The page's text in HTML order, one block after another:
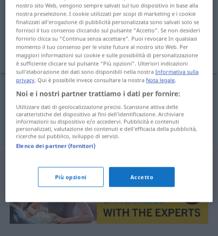
Panoramica di tutte le traduzion
(Fai clic sulla/Tocca traduzione per maggiori dettagli)
zerstören, verschwenden, aufbrauchen
delapidar
verschwenden,aufbrauchen delapidar fortuna
nostro sito Web, vengono sempre salvati sul tuo dispositivo in base alla
nostra preselezione. I cookie utilizzati per scopi di marketing e i cookie
finalizzati all’erogazione di pubblicità personalizzata sono salvati solo se
fornisci il tuo consenso cliccando sul pulsante “Accetto”. Se non desideri
fornirlo clicca su “Continua senza accettare”. Puoi revocare In qualsiasi
momento il tuo consenso per le visite future al nostro sito Web. Per
maggiori informazioni sui cookie e sulle possibilità di personalizzazione
è sufficiente cliccare sul pulsante “Più opzioni”. Ulteriori indicazioni
sull’elaborazione dei dati sono disponibili nella nostraInformativa sulla
privacy. Qui è possibile invece consultare la nostra Nota legale.
Noi e i nostri partner trattiamo i dati per fornire:
Utilizzare dati di geolocalizzazione precisi. Scansione attiva delle
caratteristiche del dispositivo ai fini dell’identificazione. Archiviare
informazioni su dispositivo e/o accedervi. Pubblicità e contenuti
personalizzati, valutazione dei contenuti e dell’efficacia della pubblicità,
ricerche sul pubblico, sviluppo di servizi.
Elenco dei partner (fornitori)
Più opzioni Accetto